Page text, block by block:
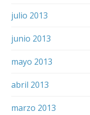
julio 2013
junio 2013
mayo 2013
abril 2013
marzo 2013